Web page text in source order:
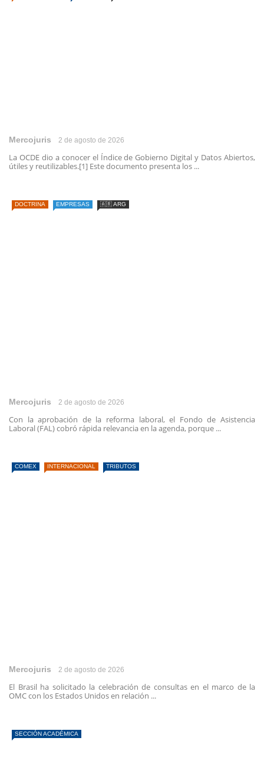
Mercojuris 2 de agosto de 2026
La OCDE dio a conocer el Índice de Gobierno Digital y Datos Abiertos,
útiles y reutilizables.[1] Este documento presenta los ...
DOCTRINA EMPRESAS 🇦🇷 ARG
Mercojuris 2 de agosto de 2026
Con la aprobación de la reforma laboral, el Fondo de Asistencia
Laboral (FAL) cobró rápida relevancia en la agenda, porque ...
COMEX INTERNACIONAL TRIBUTOS
Mercojuris 2 de agosto de 2026
El Brasil ha solicitado la celebración de consultas en el marco de la
OMC con los Estados Unidos en relación ...
SECCIÓN ACADÉMICA